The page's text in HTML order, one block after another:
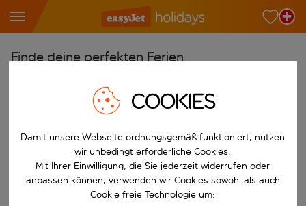
Finde deine perfekten Ferien
Wähle deine Flughäfen
Beginne mit der Eingabe für die automatische
Reiseziele finden
Nach
Wähle deine Reisedaten
Wann
COOKIES
Damit unsere Webseite ordnungsgemäß funktioniert, nutzen
wir unbedingt erforderliche Cookies.
Mit Ihrer Einwilligung, die Sie jederzeit widerrufen oder
anpassen können, verwenden wir Cookies sowohl als auch
Cookie freie Technologie um: